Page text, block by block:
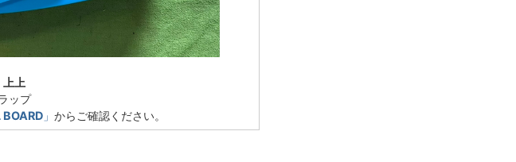
上上
ップ
BOARD 」 からご確認ください。